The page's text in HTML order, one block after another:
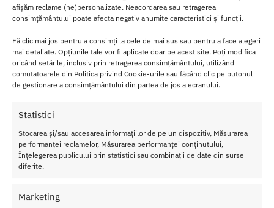
afișăm reclame (ne)personalizate. Neacordarea sau retragerea
consimțământului poate afecta negativ anumite caracteristici și funcții.
Fă clic mai jos pentru a consimți la cele de mai sus sau pentru a face alegeri
mai detaliate. Opțiunile tale vor fi aplicate doar pe acest site. Poți modifica
oricând setările, inclusiv prin retragerea consimțământului, utilizând
comutatoarele din Politica privind Cookie-urile sau făcând clic pe butonul
de gestionare a consimțământului din partea de jos a ecranului.
Statistici
Stocarea și/sau accesarea informațiilor de pe un dispozitiv, Măsurarea
performanței reclamelor, Măsurarea performanței conținutului,
Înțelegerea publicului prin statistici sau combinații de date din surse
diferite.
Marketing
confrunta cu probleme legate de apetitul sexual.
ERO PRORINO Caps sunt pastilele ce rezolva aceasta problema,
datorita ingredientelor care s-au dovedit a avea efecte afrodiziace,
de a creste apetitul.
Mod de
are:
Administr
ati 1
capsula pe
Libido for